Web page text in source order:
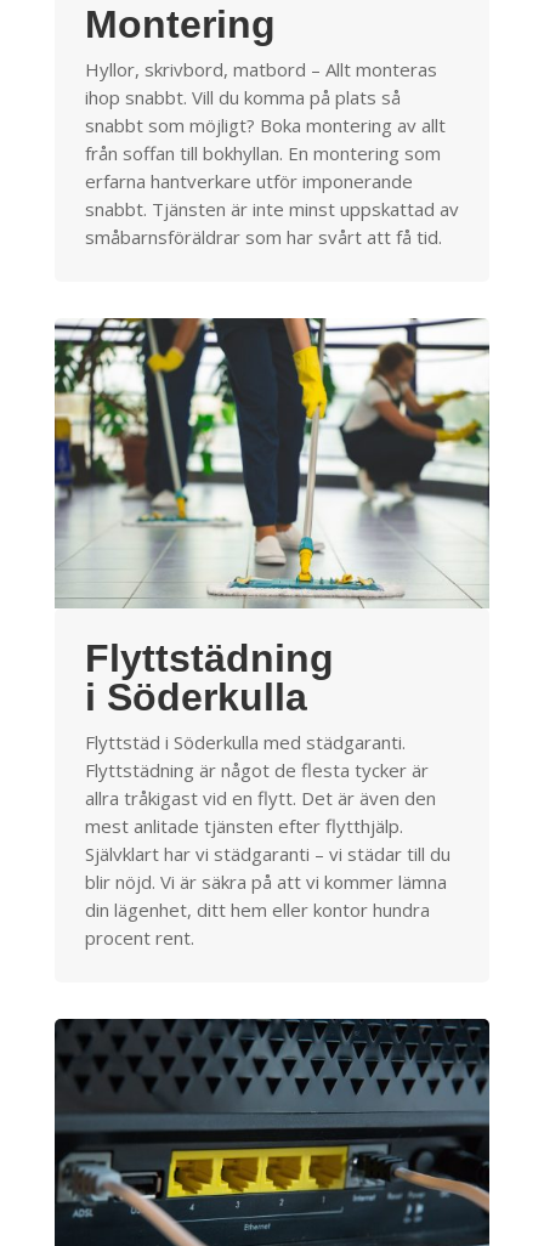
Montering
Hyllor, skrivbord, matbord – Allt monteras
ihop snabbt. Vill du komma på plats så
snabbt som möjligt? Boka montering av allt
från soffan till bokhyllan. En montering som
erfarna hantverkare utför imponerande
snabbt. Tjänsten är inte minst uppskattad av
småbarnsföräldrar som har svårt att få tid.
Flyttstädning
i Söderkulla
Flyttstäd i Söderkulla med städgaranti.
Flyttstädning är något de flesta tycker är
allra tråkigast vid en flytt. Det är även den
mest anlitade tjänsten efter flytthjälp.
Självklart har vi städgaranti – vi städar till du
blir nöjd. Vi är säkra på att vi kommer lämna
din lägenhet, ditt hem eller kontor hundra
procent rent.